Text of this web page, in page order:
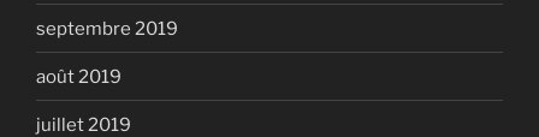
septembre 2019
août 2019
juillet 2019